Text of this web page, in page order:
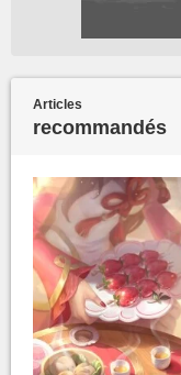
Articles
recommandés